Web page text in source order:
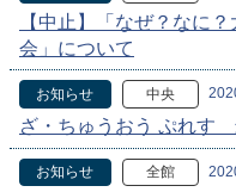
【中止】「なぜ？なに
会」について
お知らせ 中央
ざ・ちゅうおう ぷれす
お知らせ 全館